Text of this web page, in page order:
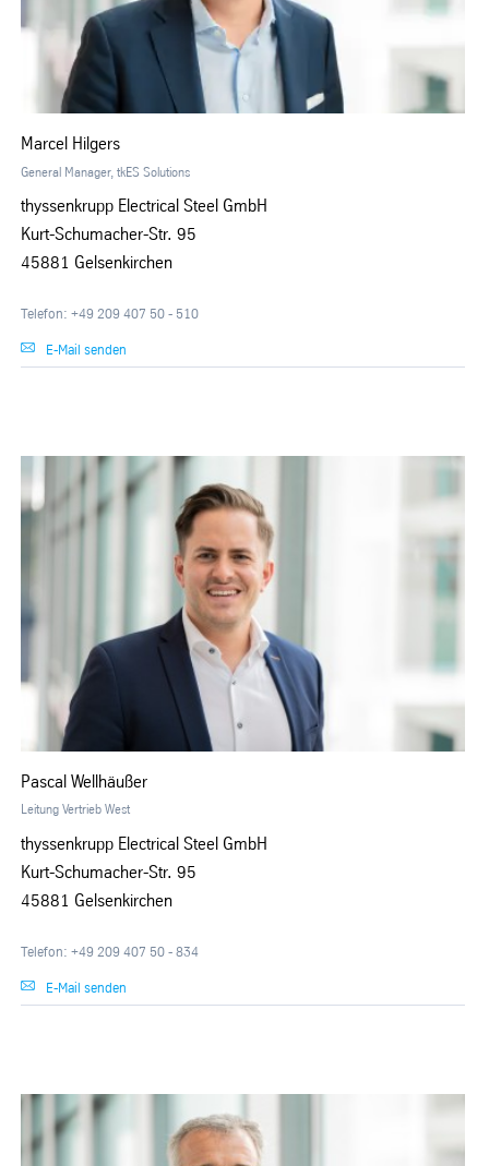
Marcel Hilgers
General Manager, tkES Solutions
thyssenkrupp Electrical Steel GmbH
Kurt-Schumacher-Str. 95
45881 Gelsenkirchen
Telefon: +49 209 407 50 - 510
E-Mail senden
Pascal Wellhäußer
Leitung Vertrieb West
thyssenkrupp Electrical Steel GmbH
Kurt-Schumacher-Str. 95
45881 Gelsenkirchen
Telefon: +49 209 407 50 - 834
E-Mail senden